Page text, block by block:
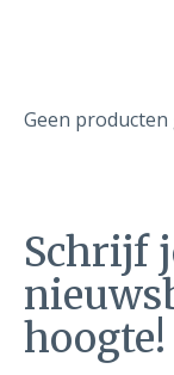
Geen producten
Schrijf
hoogte!